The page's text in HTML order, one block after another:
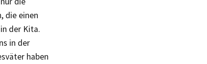
die einen
der Kita.
in der
haben